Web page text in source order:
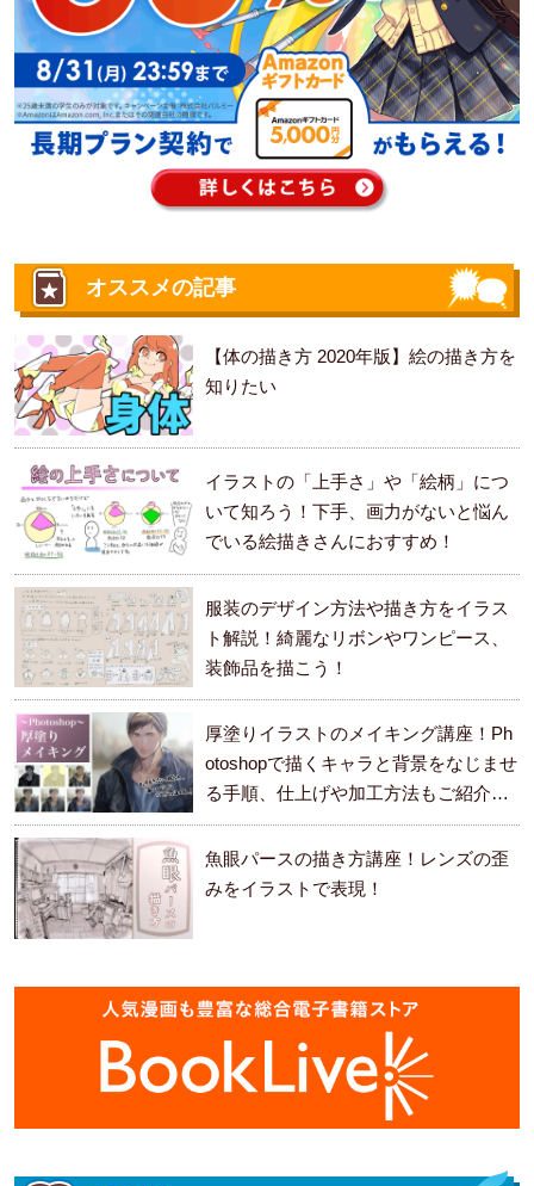
オススメの記事
【体の描き方 2020年版】絵の描き方を
知りたい
イラストの「上手さ」や「絵柄」につ
いて知ろう！下手、画力がないと悩ん
でいる絵描きさんにおすすめ！
服装のデザイン方法や描き方をイラス
ト解説！綺麗なリボンやワンピース、
装飾品を描こう！
厚塗りイラストのメイキング講座！Ph
otoshopで描くキャラと背景をなじませ
る手順、仕上げや加工方法もご紹介し
ます。
魚眼パースの描き方講座！レンズの歪
みをイラストで表現！